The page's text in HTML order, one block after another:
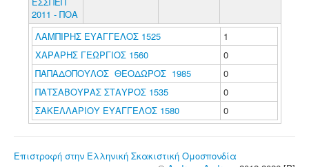
2011 - ΠΟΑ
ΛΑΜΠΙΡΗΣ ΕΥΑΓΓΕΛΟΣ 1525
1
ΧΑΡΑΡΗΣ ΓΕΩΡΓΙΟΣ 1560
0
ΠΑΠΑΔΟΠΟΥΛΟΣ ΘΕΟΔΩΡΟΣ 1985
0
ΠΑΤΣΑΒΟΥΡΑΣ ΣΤΑΥΡΟΣ 1535
0
ΣΑΚΕΛΛΑΡΙΟΥ ΕΥΑΓΓΕΛΟΣ 1580
0
Επιστροφή στην Ελληνική Σκακιστική Ομοσπονδία